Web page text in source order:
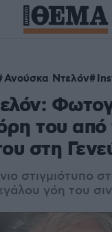
Ανούσκα Ντελόν
του από
στη
στιγμιότυπο
γόη του